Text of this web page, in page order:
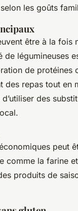
les goûts
être à la fois
de légumineuses
de
des repas tout en
des
peut
comme la farine
produits de